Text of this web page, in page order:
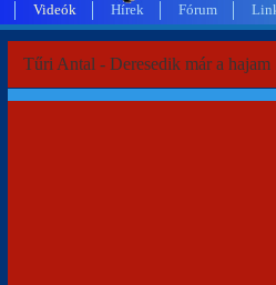
Videók Hírek Fórum
Tűri Antal - Deresedik már a hajam